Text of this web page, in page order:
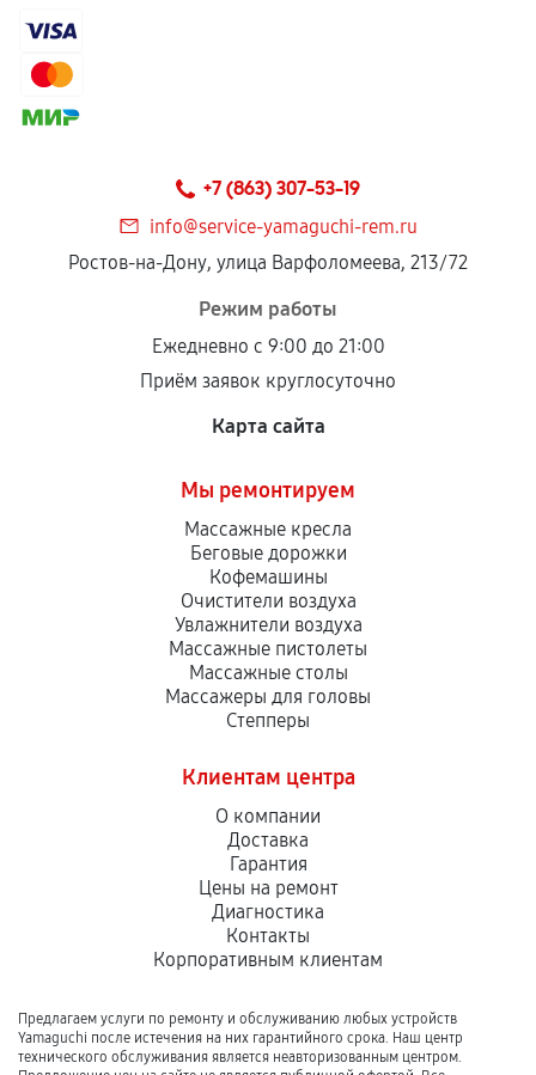
+7 (863) 307-53-19
info@service-yamaguchi-rem.ru
Ростов-на-Дону, улица Варфоломеева, 213/72
Режим работы
Ежедневно с 9:00 до 21:00
Приём заявок круглосуточно
Карта сайта
Мы ремонтируем
Массажные кресла
Беговые дорожки
Кофемашины
Очистители воздуха
Увлажнители воздуха
Массажные пистолеты
Массажные столы
Массажеры для головы
Степперы
Клиентам центра
О компании
Доставка
Гарантия
Цены на ремонт
Диагностика
Контакты
Корпоративным клиентам
Предлагаем услуги по ремонту и обслуживанию любых устройств
Yamaguchi после истечения на них гарантийного срока. Наш центр
технического обслуживания является неавторизованным центром.